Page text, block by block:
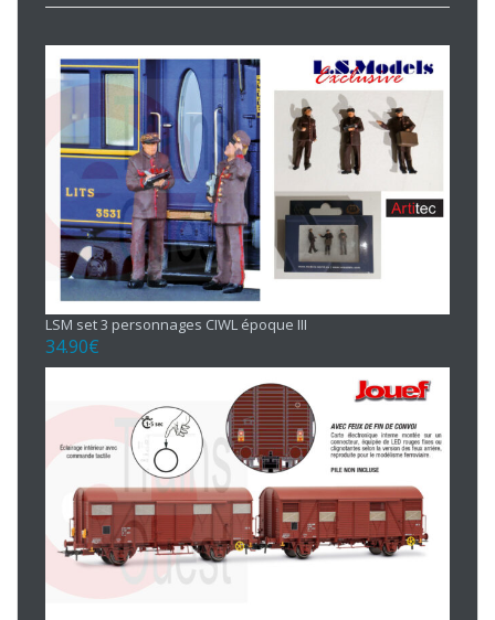
LSM set 3 personnages CIWL époque III
34.90€